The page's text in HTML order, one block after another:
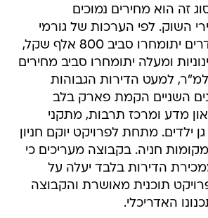
זה הוא מחירים נמוכים
השוק. לפי הערכות של גורמי
נדל"ן, דירות 2 חדרים יתומחרו סביב 800 אלף שקל,
ומעלה יתומחרו סביב מחירים
למ"ר, למעט הדירות הגבוהות
השניים הקמת פארק בלב
מדע ומרכז תרבות, מתקני
ילדים. מתחת לפרויקט יוקם חניון
חניה. בקבוצה מעריכים כי
הדירות בלבד יעלה על
תוכנית מאושרת והקבוצה
האדריכלי.